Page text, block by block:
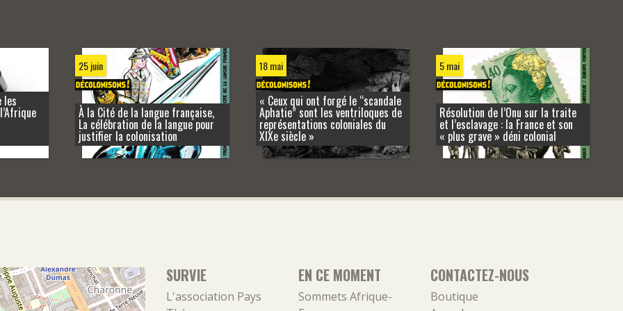
les
25 juin
À la Cité de la langue française,
La célébration de la langue pour
justifier la colonisation
18 mai
« Ceux qui ont forgé le “scandale
Aphatie” sont les ventriloques de
représentations coloniales du
XIXe siècle »
5 mai
Résolution de l’Onu sur la traite
et l’esclavage : la France et son
« plus grave » déni colonial
SURVIE
L'association Pays
EN CE MOMENT
Sommets Afrique-
CONTACTEZ-NOUS
Boutique